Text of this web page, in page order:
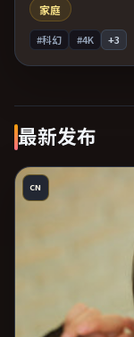
家庭
#科幻 #4K +3
最新发布
CN